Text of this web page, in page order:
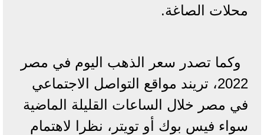
محلات الصاغة.
وكما تصدر سعر الذهب اليوم في مصر
2022، تريند مواقع التواصل الاجتماعي
في مصر خلال الساعات القليلة الماضية
سواء فيس بوك أو تويتر، نظرا لاهتمام